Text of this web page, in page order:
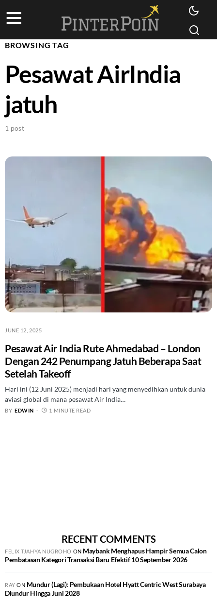
BROWSING TAG
Pesawat AirIndia
jatuh
1 post
JUNE 12, 2025
Pesawat Air India Rute Ahmedabad – London
Dengan 242 Penumpang Jatuh Beberapa Saat
Setelah Takeoff
Hari ini (12 Juni 2025) menjadi hari yang menyedihkan untuk dunia
aviasi global di mana pesawat Air India…
BY EDWIN 1 MINUTE READ
RECENT COMMENTS
FELIX TJAHYA NUGROHO ON Maybank Menghapus Hampir Semua Calon
Pembatasan Kategori Transaksi Baru Efektif 10 September 2026
RAY ON Mundur (Lagi): Pembukaan Hotel Hyatt Centric West Surabaya
Diundur Hingga Juni 2028